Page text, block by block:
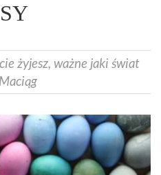
żyjesz, ważne jaki świat